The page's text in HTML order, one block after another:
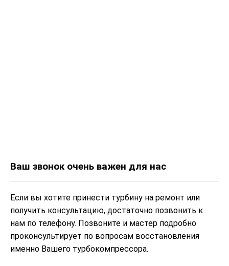
Ваш звонок очень важен для нас
Если вы хотите принести турбину на ремонт или
получить консультацию, достаточно позвонить к
нам по телефону. Позвоните и мастер подробно
проконсультирует по вопросам восстановления
именно Вашего турбокомпрессора.